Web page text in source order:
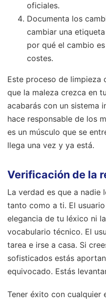
oficiales.
Documenta los
cambiar una
por qué el cambio
costes.
Este proceso de limpieza
que la maleza crezca en
acabarás con un sistema
hace responsable de los
es un músculo que se
llega una vez y ya está.
Verificación de la
La verdad es que a nadie
tanto como a ti. El
elegancia de tu léxico ni
vocabulario técnico. El
tarea e irse a casa. Si
sofisticados estás
equivocado. Estás
Tener éxito con cualquier